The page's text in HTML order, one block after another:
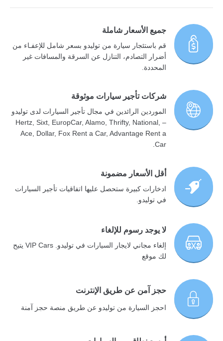
جميع الأسعار شاملة
قم باستئجار سيارة من توليدو بسعر شامل للإعفـاء من
أضرار التصادم، التنازل عن السرقة والمسافات غير
المحددة.
شركات تأجير سيارات موثوقة
الموردين الرائدين في مجال تأجير السيارات لدى توليدو
– Hertz, Sixt, EuropCar, Alamo, Thrifty, National,
Ace, Dollar, Fox Rent a Car, Advantage Rent a
Car.
أقل الأسعار مضمونة
ادخارات كبيرة ستحصل عليها اتفاقيات تأجير السيارات
في توليدو.
لا يوجد رسوم للإلغاء
إلغاء مجاني لايجار السيارات في توليدو. VIP Cars يتيح
لك موقع
حجز آمن عن طريق الإنترنت
احجز السيارة من توليدو عن طريق منصة حجز آمنة